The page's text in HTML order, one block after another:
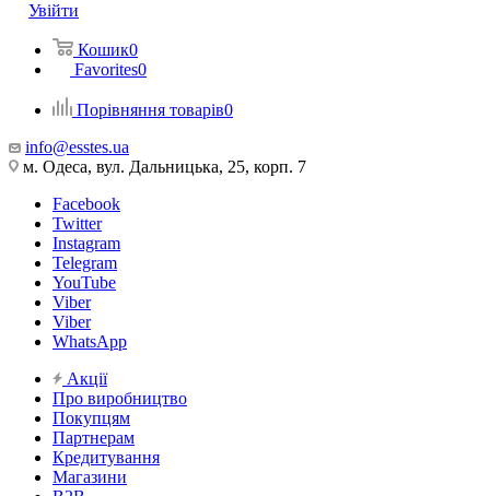
Увійти
Кошик0
Favorites0
Порівняння товарів0
info@esstes.ua
м. Одеса, вул. Дальницька, 25, корп. 7
Facebook
Twitter
Instagram
Telegram
YouTube
Viber
Viber
WhatsApp
Акції
Про виробництво
Покупцям
Партнерам
Кредитування
Магазини